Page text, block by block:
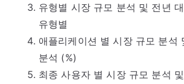
유형별 시장 규모 분석 및 전년
유형별
애플리케이션 별 시장 규모 분석
분석 (%)
최종 사용자 별 시장 규모 분석